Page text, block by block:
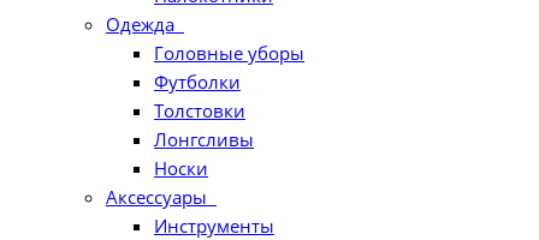
Одежда
Головные уборы
Футболки
Толстовки
Лонгсливы
Носки
Аксессуары
Инструменты